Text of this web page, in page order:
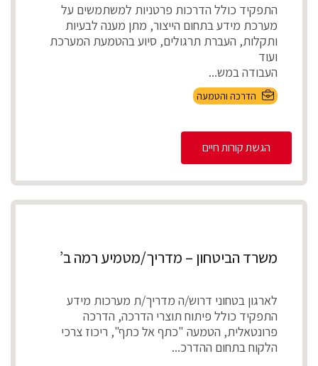
התפקיד כולל הדרכות פרטניות למשתמשים על
מערכת מידע בתחום הייצור, מתן מענה לבעיות
ותקלות, העברת תרגולים, סיוע בהטמעת המערכת
ועוד
העבודה במש...
הדרכה והטמעה
הגשת קורות חיים
משרד הביטחון – מדריך/מטמיע רמה ב’
לארגון בטחוני דרוש/ה מדריך/ת מערכות מידע
התפקיד כולל פיתוח תוצרי הדרכה, הדרכה
פרונטאלית, הטמעה "כתף אל כתף", ריכוז צרכי
הלקוח בתחום ההדרכ...